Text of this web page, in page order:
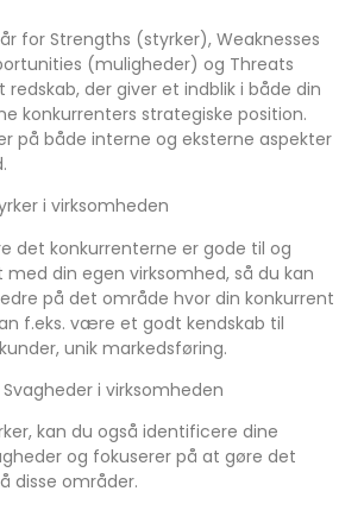
for Strengths (styrker), Weaknesses
(muligheder) og Threats
der giver et indblik i både din
konkurrenters strategiske position.
på både interne og eksterne aspekter
i virksomheden
det konkurrenterne er gode til og
din egen virksomhed, så du kan
på det område hvor din konkurrent
f.eks. være et godt kendskab til
unik markedsføring.
i virksomheden
kan du også identificere dine
og fokuserer på at gøre det
disse områder.